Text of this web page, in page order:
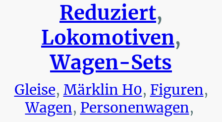
Reduziert,
Lokomotiven,
Wagen-Sets
Gleise, Märklin H0, Figuren,
Wagen, Personenwagen,